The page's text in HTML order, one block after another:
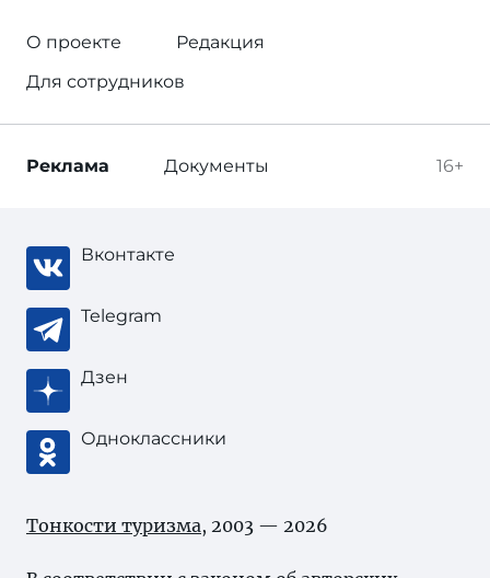
О проекте
Редакция
Для сотрудников
16+
Реклама Документы
Вконтакте
Telegram
Дзен
Одноклассники
Тонкости туризма, 2003 — 2026